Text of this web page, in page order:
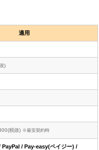
適用
)
(税抜) ※最安契約時
PayPal / Pay-easy(ペイジー) /